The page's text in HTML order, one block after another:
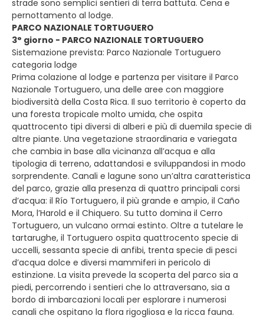
strade sono semplici sentieri di terra battuta. Cena e
pernottamento al lodge.
PARCO NAZIONALE TORTUGUERO
3° giorno - PARCO NAZIONALE TORTUGUERO
Sistemazione prevista: Parco Nazionale Tortuguero
categoria lodge
Prima colazione al lodge e partenza per visitare il Parco
Nazionale Tortuguero, una delle aree con maggiore
biodiversità della Costa Rica. Il suo territorio è coperto da
una foresta tropicale molto umida, che ospita
quattrocento tipi diversi di alberi e più di duemila specie di
altre piante. Una vegetazione straordinaria e variegata
che cambia in base alla vicinanza all’acqua e alla
tipologia di terreno, adattandosi e sviluppandosi in modo
sorprendente. Canali e lagune sono un’altra caratteristica
del parco, grazie alla presenza di quattro principali corsi
d’acqua: il Río Tortuguero, il più grande e ampio, il Caño
Mora, l’Harold e il Chiquero. Su tutto domina il Cerro
Tortuguero, un vulcano ormai estinto. Oltre a tutelare le
tartarughe, il Tortuguero ospita quattrocento specie di
uccelli, sessanta specie di anfibi, trenta specie di pesci
d’acqua dolce e diversi mammiferi in pericolo di
estinzione. La visita prevede la scoperta del parco sia a
piedi, percorrendo i sentieri che lo attraversano, sia a
bordo di imbarcazioni locali per esplorare i numerosi
canali che ospitano la flora rigogliosa e la ricca fauna.